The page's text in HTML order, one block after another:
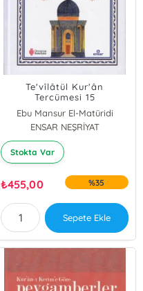
Te'vîlâtül Kur'ân
Tercümesi 15
Ebu Mansur El-Matüridi
ENSAR NEŞRİYAT
Stokta Var
₺455,00 %35
Sepete Ekle